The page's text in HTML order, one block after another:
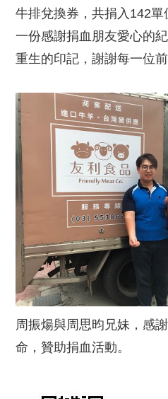
牛排兌換券，共捐入142
一份感謝捐血朋友愛心的
重生的印記，謝謝每一位
周振煬與周思昀兄妹，感
命，贊助捐血活動。